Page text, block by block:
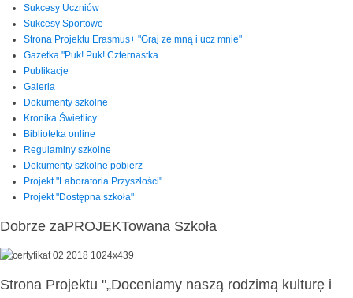
Sukcesy Uczniów
Sukcesy Sportowe
Strona Projektu Erasmus+ "Graj ze mną i ucz mnie"
Gazetka "Puk! Puk! Czternastka
Publikacje
Galeria
Dokumenty szkolne
Kronika Świetlicy
Biblioteka online
Regulaminy szkolne
Dokumenty szkolne pobierz
Projekt "Laboratoria Przyszłości"
Projekt "Dostępna szkoła"
Dobrze zaPROJEKTowana Szkoła
Strona Projektu "„Doceniamy naszą rodzimą kulturę i